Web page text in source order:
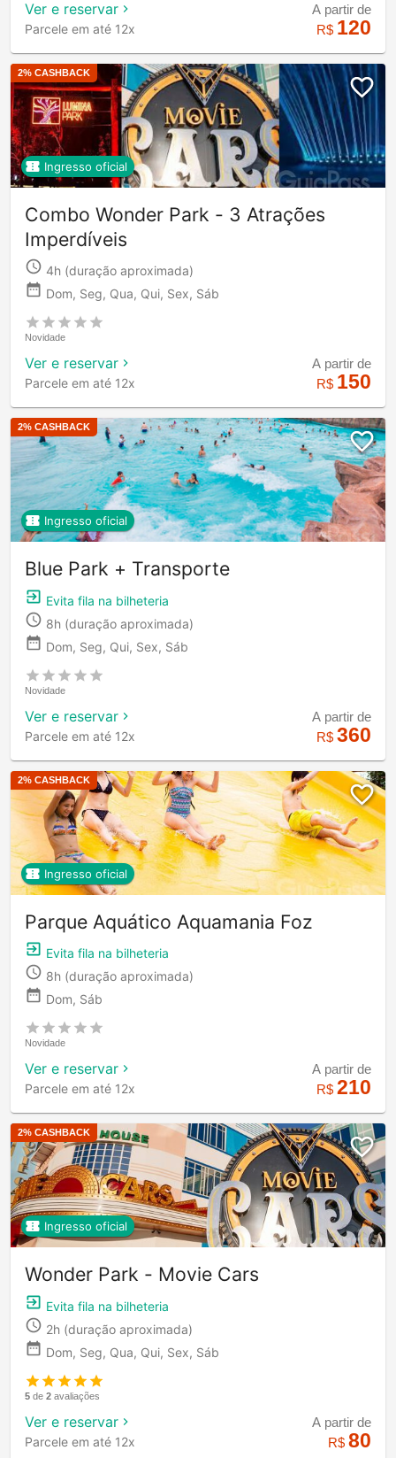
Ver e reservar
Parcele em até 12x
A partir de
R$ 120
2% CASHBACK
Ingresso oficial
Combo Wonder Park - 3 Atrações
Imperdíveis
4h (duração aproximada)
Dom, Seg, Qua, Qui, Sex, Sáb
Novidade
Ver e reservar
Parcele em até 12x
A partir de
R$ 150
2% CASHBACK
Ingresso oficial
Blue Park + Transporte
Evita fila na bilheteria
8h (duração aproximada)
Dom, Seg, Qui, Sex, Sáb
Novidade
Ver e reservar
Parcele em até 12x
A partir de
R$ 360
2% CASHBACK
Ingresso oficial
Parque Aquático Aquamania Foz
Evita fila na bilheteria
8h (duração aproximada)
Dom, Sáb
Novidade
Ver e reservar
Parcele em até 12x
A partir de
R$ 210
2% CASHBACK
Ingresso oficial
Wonder Park - Movie Cars
Evita fila na bilheteria
2h (duração aproximada)
Dom, Seg, Qua, Qui, Sex, Sáb
5 de 2 avaliações
Ver e reservar
Parcele em até 12x
A partir de
R$ 80